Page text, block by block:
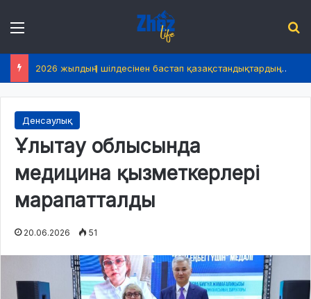
2026 жылдың 1 шілдесінен бастап қазақстандықтардың өмірінде не өзгереді?
Денсаулық
Ұлытау облысында
медицина қызметкерлері
марапатталды
20.06.2026 51